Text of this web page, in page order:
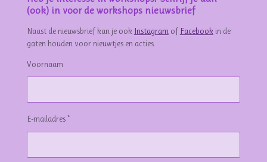
(ook) in voor de workshops nieuwsbrief
Naast de nieuwsbrief kan je ook Instagram of Facebook in de
gaten houden voor nieuwtjes en acties.
Voornaam
E-mailadres *